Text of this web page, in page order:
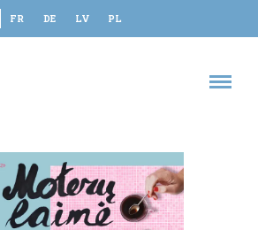
FR DE LV PL